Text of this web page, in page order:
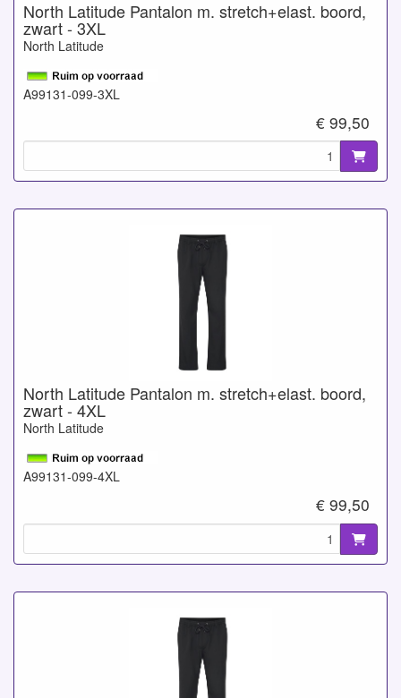
North Latitude Pantalon m. stretch+elast. boord,
zwart - 3XL
North Latitude
A99131-099-3XL
€ 99,50
North Latitude Pantalon m. stretch+elast. boord,
zwart - 4XL
North Latitude
A99131-099-4XL
€ 99,50